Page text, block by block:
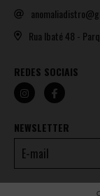
Rua Ibaté 48 -
REDES SOCIAIS
NEWSLETTER